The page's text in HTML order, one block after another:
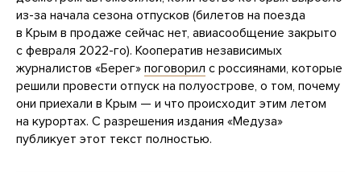
из-за начала сезона отпусков (билетов на поезда
в Крым в продаже сейчас нет, авиасообщение закрыто
с февраля 2022-го). Кооператив независимых
журналистов «Берег» поговорил с россиянами, которые
решили провести отпуск на полуострове, о том, почему
они приехали в Крым — и что происходит этим летом
на курортах. С разрешения издания «Медуза»
публикует этот текст полностью.